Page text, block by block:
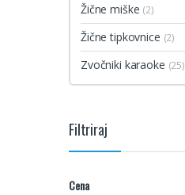
Žične miške (2)
Žične tipkovnice (2)
Zvočniki karaoke (25)
Filtriraj
Cena